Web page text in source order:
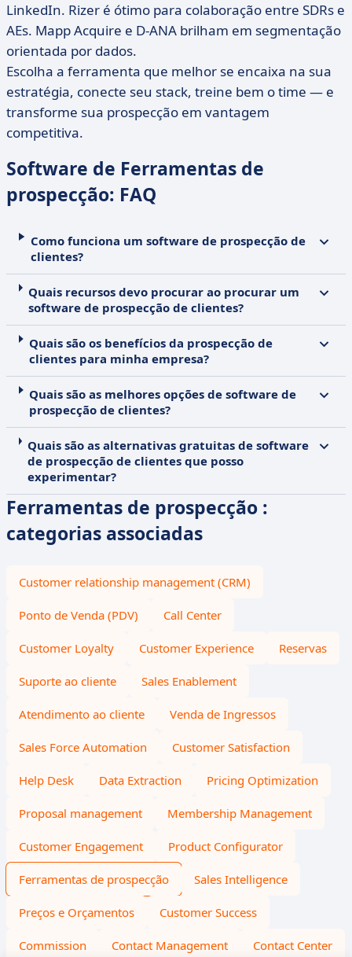
LinkedIn. Rizer é ótimo para colaboração entre SDRs e
AEs. Mapp Acquire e D-ANA brilham em segmentação
orientada por dados.
Escolha a ferramenta que melhor se encaixa na sua
estratégia, conecte seu stack, treine bem o time — e
transforme sua prospecção em vantagem
competitiva.
Software de Ferramentas de
prospecção: FAQ
Como funciona um software de prospecção de
clientes?
Quais recursos devo procurar ao procurar um
software de prospecção de clientes?
Quais são os benefícios da prospecção de
clientes para minha empresa?
Quais são as melhores opções de software de
prospecção de clientes?
Quais são as alternativas gratuitas de software
de prospecção de clientes que posso
experimentar?
Ferramentas de prospecção :
categorias associadas
Customer relationship management (CRM)
Ponto de Venda (PDV) Call Center
Customer Loyalty Customer Experience Reservas
Suporte ao cliente Sales Enablement
Atendimento ao cliente Venda de Ingressos
Sales Force Automation Customer Satisfaction
Help Desk Data Extraction Pricing Optimization
Proposal management Membership Management
Customer Engagement Product Configurator
Ferramentas de prospecção Sales Intelligence
Preços e Orçamentos Customer Success
Commission Contact Management Contact Center